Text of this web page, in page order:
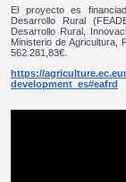
El proyecto es
Desarrollo Rural
Desarrollo Rural,
Ministerio de Agricultura,
562.281,83€.
https://
development_es#eafrd